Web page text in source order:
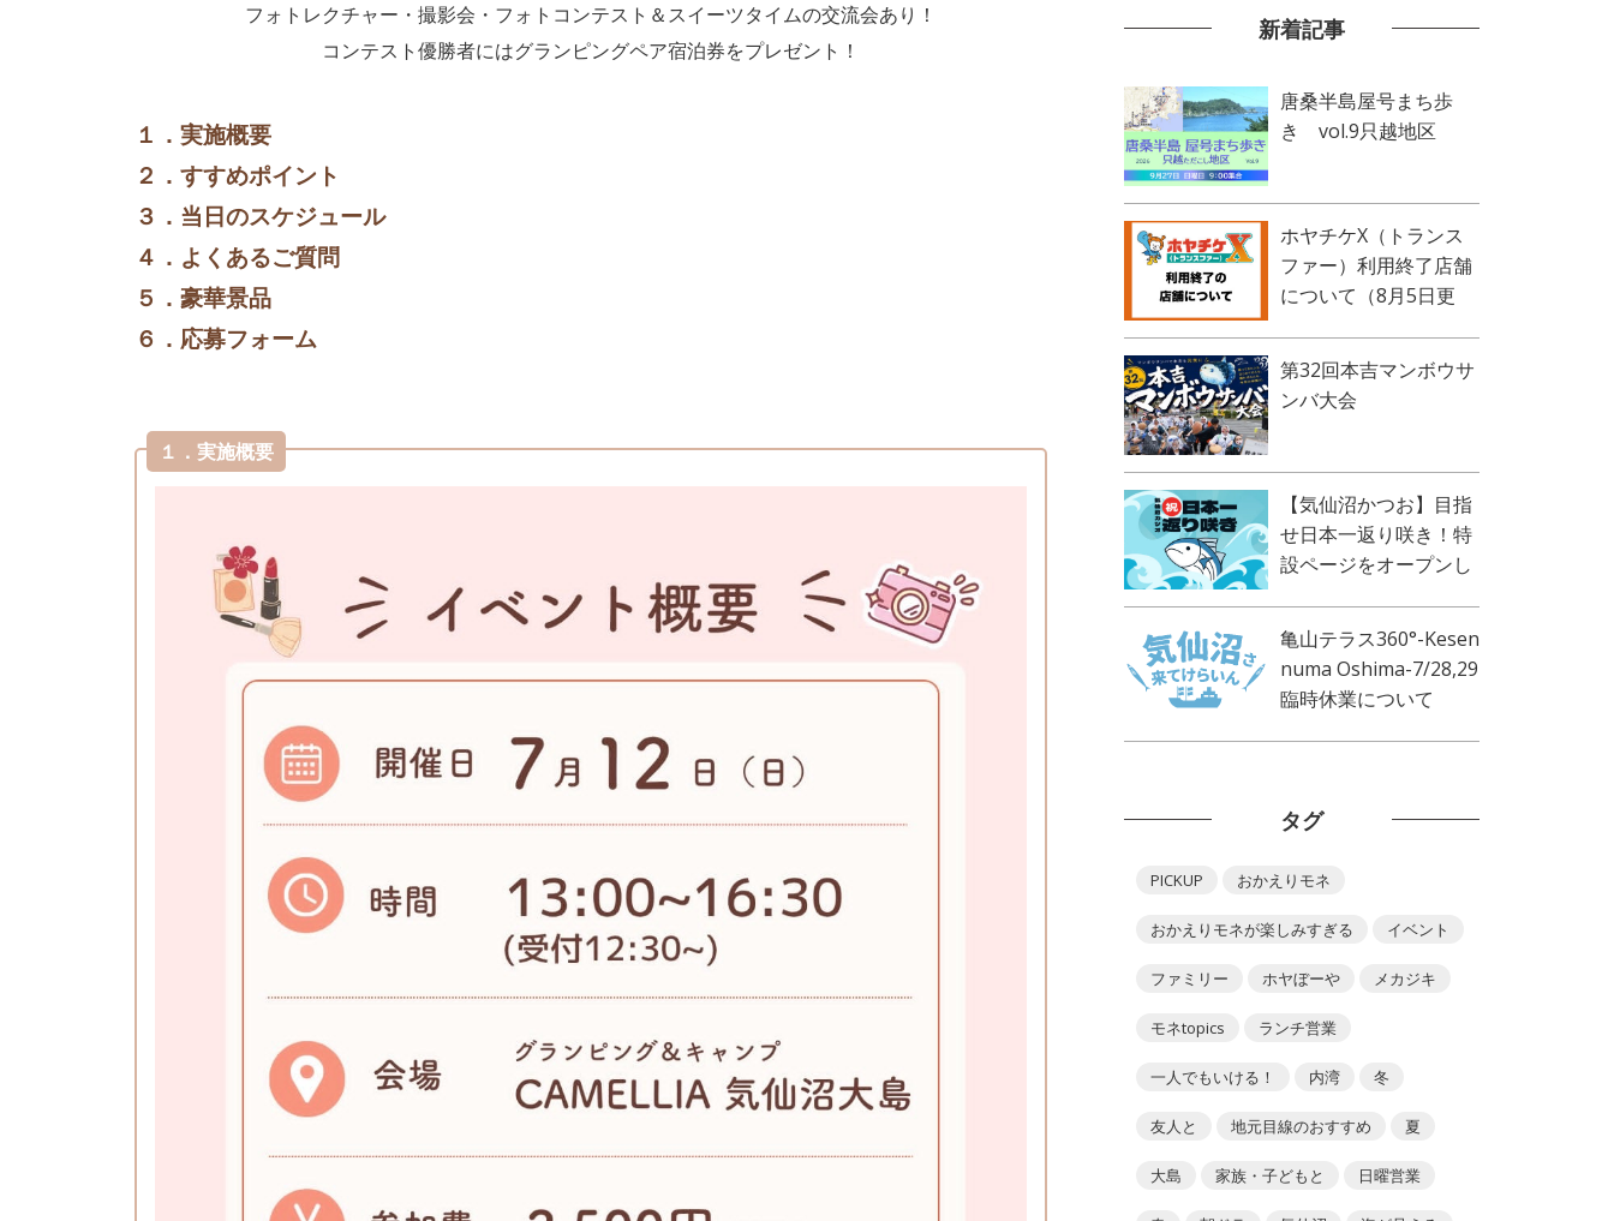
フォトレクチャー・撮影会・フォトコンテスト＆スイーツタイムの交流会あり！
コンテスト優勝者にはグランピングペア宿泊券をプレゼント！
１．実施概要
２．すすめポイント
３．当日のスケジュール
４．よくあるご質問
５．豪華景品
６．応募フォーム
１．実施概要
新着記事
唐桑半島屋号まち歩
き vol.9只越地区
ホヤチケX（トランス
ファー）利用終了店舗
について（8月5日更
第32回本吉マンボウサ
ンバ大会
【気仙沼かつお】目指
せ日本一返り咲き！特
設ページをオープンし
亀山テラス360°-Kesen
numa Oshima-7/28,29
臨時休業について
タグ
PICKUP おかえりモネ
おかえりモネが楽しみすぎる イベント
ファミリー ホヤぼーや メカジキ
モネtopics ランチ営業
一人でもいける！ 内湾 冬
友人と 地元目線のおすすめ 夏
大島 家族・子どもと 日曜営業